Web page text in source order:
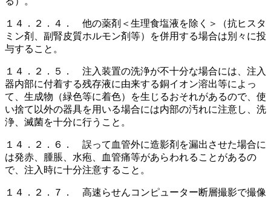
１４．２．４． 他の薬剤＜生理食塩液を除く＞（抗ヒスタ
ミン剤、副腎皮質ホルモン剤等）を併用する場合は別々に投
与すること。
１４．２．５． 注入装置の洗浄が不十分な場合には、注入
器内部に付着する残存液に由来する銅イオン溶出等によっ
て、生成物（緑色等に着色）を生じるおそれがあるので、使
い捨て以外の器具を用いる場合には内部の汚れに注意し、洗
浄、滅菌を十分に行うこと。
１４．２．６． 誤って血管外に造影剤を漏出させた場合に
は発赤、腫脹、水疱、血管痛等があらわれることがあるの
で、注入時に十分注意すること。
１４．２．７． 高速らせんコンピューター断層撮影で撮像